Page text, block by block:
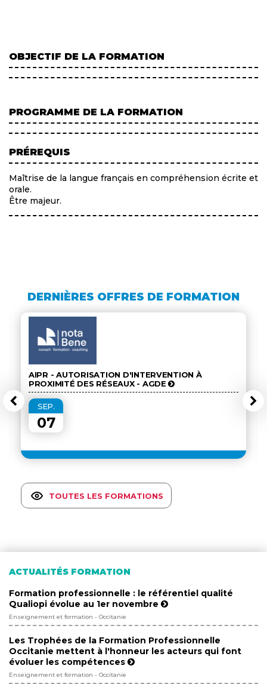
OBJECTIF DE LA FORMATION
PROGRAMME DE LA FORMATION
PRÉREQUIS
Maîtrise de la langue français en compréhension écrite et
orale.
Être majeur.
DERNIÈRES OFFRES DE FORMATION
AIPR - AUTORISATION D'INTERVENTION À
PROXIMITÉ DES RÉSEAUX - AGDE
SEP.
07
TOUTES LES FORMATIONS
ACTUALITÉS FORMATION
Formation professionnelle : le référentiel qualité
Qualiopi évolue au 1er novembre
Enseignement et formation - Occitanie
Les Trophées de la Formation Professionnelle
Occitanie mettent à l'honneur les acteurs qui font
évoluer les compétences
Enseignement et formation - Occitanie